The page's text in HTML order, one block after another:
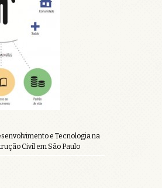
e Tecnologia na
Civil em São Paulo